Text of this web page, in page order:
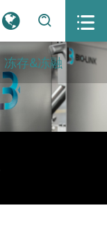
 
冻存&冻融